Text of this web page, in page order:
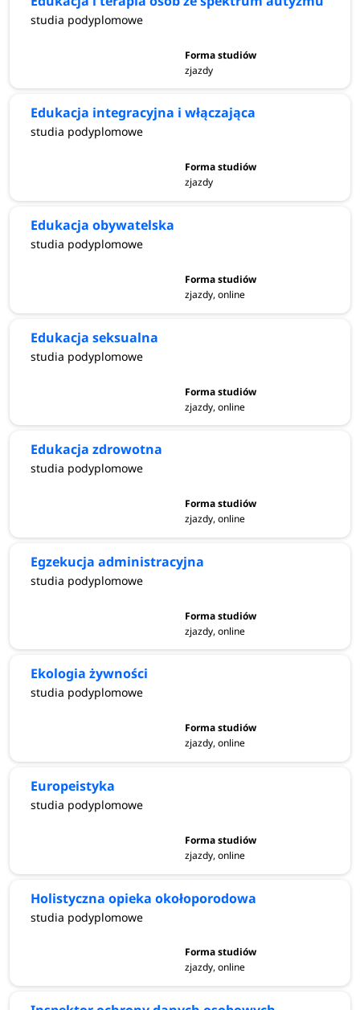
studia podyplomowe
zjazdy
Edukacja integracyjna i włączająca
studia podyplomowe
zjazdy
Edukacja obywatelska
studia podyplomowe
zjazdy, online
Edukacja seksualna
studia podyplomowe
zjazdy, online
Edukacja zdrowotna
studia podyplomowe
zjazdy, online
Egzekucja administracyjna
studia podyplomowe
zjazdy, online
Ekologia żywności
studia podyplomowe
zjazdy, online
Europeistyka
studia podyplomowe
zjazdy, online
Holistyczna opieka okołoporodowa
studia podyplomowe
zjazdy, online